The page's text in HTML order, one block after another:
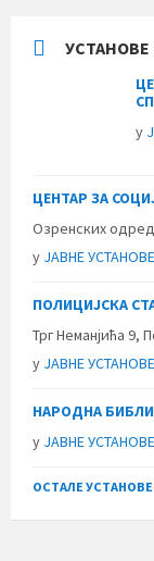
у
ЦЕНТАР ЗА
Озренских
у ЈАВНЕ УСТАНОВЕ
ПОЛИЦИЈСКА
Трг Неманјића 9,
у ЈАВНЕ УСТАНОВЕ
НАРОДНА
у ЈАВНЕ УСТАНОВЕ
ОСТАЛЕ УСТАНОВЕ